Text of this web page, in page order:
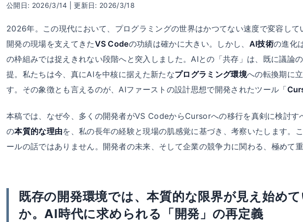
公開日: 2026/3/14 | 更新日: 2026/3/18
2026年。この現代において、プログラミングの世界はかつてない速度で変容して
開発の現場を支えてきたVS Codeの功績は確かに大きい。しかし、 AI技術の進化
の枠組みでは捉えきれない段階へと突入しました。AIとの「共存」は、既に議論
提。私たちは今、真にAIを中核に据えた新たなプログラミング環境への転換期に
す。その象徴とも言えるのが、AIファーストの設計思想で開発されたツール「
本稿では、なぜ今、多くの開発者がVS CodeからCursorへの移行を真剣に検討す
の本質的な理由を、私の長年の経験と現場の肌感覚に基づき、考察いたします。
ールの話ではありません。開発者の未来、そして企業の競争力に関わる、極めて重
既存の開発環境では、本質的な限界が見え始め
か。AI時代に求められる「開発」の再定義